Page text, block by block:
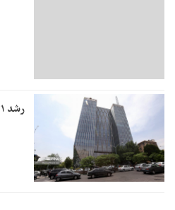
رشد ۶۱ هزار واحدی شاخص بورس